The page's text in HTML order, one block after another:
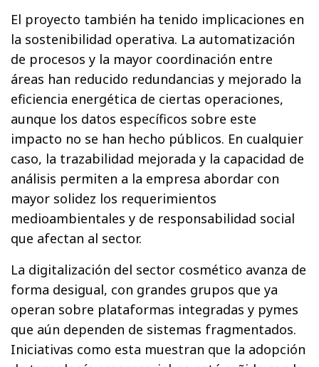
El proyecto también ha tenido implicaciones en
la sostenibilidad operativa. La automatización
de procesos y la mayor coordinación entre
áreas han reducido redundancias y mejorado la
eficiencia energética de ciertas operaciones,
aunque los datos específicos sobre este
impacto no se han hecho públicos. En cualquier
caso, la trazabilidad mejorada y la capacidad de
análisis permiten a la empresa abordar con
mayor solidez los requerimientos
medioambientales y de responsabilidad social
que afectan al sector.
La digitalización del sector cosmético avanza de
forma desigual, con grandes grupos que ya
operan sobre plataformas integradas y pymes
que aún dependen de sistemas fragmentados.
Iniciativas como esta muestran que la adopción